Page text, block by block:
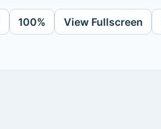
100% View Fullscreen